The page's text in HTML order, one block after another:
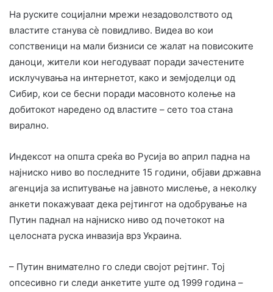
На руските социјални мрежи незадоволството од
властите станува сè повидливо. Видеа во кои
сопственици на мали бизниси се жалат на повисоките
даноци, жители кои негодуваат поради зачестените
исклучувања на интернетот, како и земјоделци од
Сибир, кои се бесни поради масовното колење на
добитокот наредено од властите – сето тоа стана
вирално.
Индексот на општа среќа во Русија во април падна на
најниско ниво во последните 15 години, објави државна
агенција за испитување на јавното мислење, а неколку
анкети покажуваат дека рејтингот на одобрување на
Путин паднал на најниско ниво од почетокот на
целосната руска инвазија врз Украина.
– Путин внимателно го следи својот рејтинг. Тој
опсесивно ги следи анкетите уште од 1999 година –